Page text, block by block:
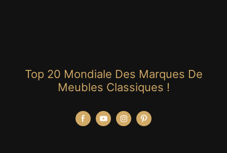
Top 20 Mondiale Des Marques De
Meubles Classiques !